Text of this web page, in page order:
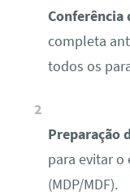
Conferência
completa
todos os
Preparação
para evitar
(MDP/MDF).